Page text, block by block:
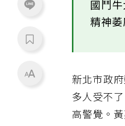
國鬥
精神
新北市政
多人受不
高警覺。